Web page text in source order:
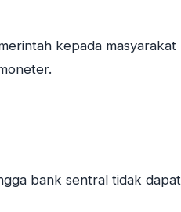
kepada masyarakat
bank sentral tidak dapat